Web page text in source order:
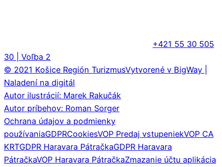
+421 55 30 505
30 | Voľba 2
© 2021 Košice Región TurizmusVytvorené v BigWay |
Naladení na digitál
Autor ilustrácií: Marek Rakučák
Autor príbehov: Roman Sorger
Ochrana údajov a podmienky
používaniaGDPRCookiesVOP Predaj vstupeniekVOP CA
KRTGDPR Haravara PátračkaGDPR Haravara
PátračkaVOP Haravara PátračkaZmazanie účtu aplikácia